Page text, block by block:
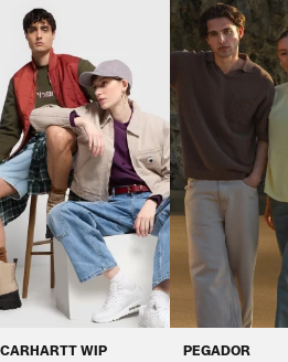
CARHARTT WIP PEGADOR